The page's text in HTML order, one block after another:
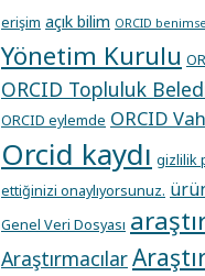
erişim açık bilim ORCID
Yönetim Kurulu
ORCID Topluluk
ORCID eylemde ORCID
Orcid kaydı gizlilik
ettiğinizi onaylıyorsunuz.
Genel Veri Dosyası
Araştırmacılar